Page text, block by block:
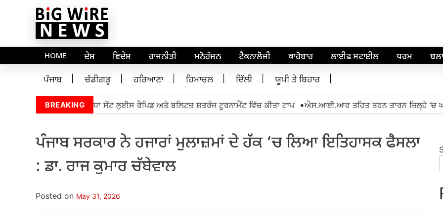
HOME ਦੇਸ਼ ਵਿਦੇਸ਼ ਰਾਜਨੀਤੀ ਮਨੋਰੰਜਨ ਟੈਕਨਾਲੋਜੀ ਕਾਰੋਬਾਰ ਲਾਈਫ ਸਟਾਈਲ ਧਰਮ
ਪੰਜਾਬ ਚੰਡੀਗੜ੍ਹ ਹਰਿਆਣਾ ਹਿਮਾਚਲ ਦਿੱਲੀ ਯੂਪੀ ਤੇ ਬਿਹਾਰ
BREAKING
ਗ੍ਰੈਂਡਮਾਸਟਰ ਪ੍ਰਗਿਆਨੰਧਾ ਸੇਂਟ ਲੁਈਸ ਰੈਪਿਡ ਅਤੇ ਬਲਿਟਜ਼ ਸ਼ਤਰੰਜ ਟੂਰਨਾਮੈਂਟ ਵਿੱਚ ਕੀਤਾ ਟਾਪ •ਐਸ.ਆਈ.ਆਰ ਤਹਿਤ ਤਰਨ ਤਾਰਨ ਜ਼ਿਲ੍ਹੇ ‘ਚ ਘਰ-
ਪੰਜਾਬ ਸਰਕਾਰ ਨੇ ਹਜਾਰਾਂ ਮੁਲਾਜ਼ਮਾਂ ਦੇ ਹੱਕ ‘ਚ ਲਿਆ ਇਤਿਹਾਸਕ ਫੈਸਲਾ
: ਡਾ. ਰਾਜ ਕੁਮਾਰ ਚੱਬੇਵਾਲ
Posted on May 31, 2026